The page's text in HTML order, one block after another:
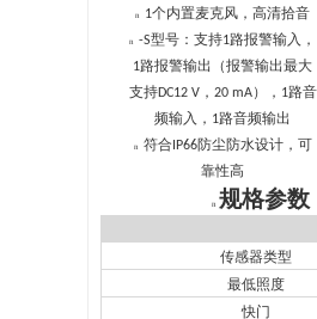
n 1个内置麦克风，高清拾音
n -S型号：支持1路报警输入，
1路报警输出（报警输出最大
支持DC12 V， 20 mA）， 1路音
频输入， 1路音频输出
n 符合 IP66防尘防水设计，可
靠性高
n 规格参数
传感器类型
最低照度
快门